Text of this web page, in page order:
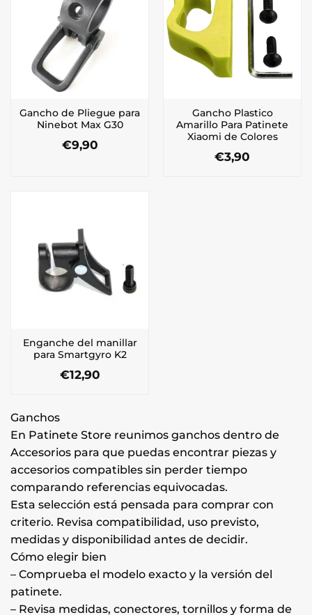
Gancho de Pliegue para
Ninebot Max G30
€9,90
Gancho Plastico
Amarillo Para Patinete
Xiaomi de Colores
€3,90
Enganche del manillar
para Smartgyro K2
€12,90
Ganchos
En Patinete Store reunimos ganchos dentro de
Accesorios para que puedas encontrar piezas y
accesorios compatibles sin perder tiempo
comparando referencias equivocadas.
Esta selección está pensada para comprar con
criterio. Revisa compatibilidad, uso previsto,
medidas y disponibilidad antes de decidir.
Cómo elegir bien
– Comprueba el modelo exacto y la versión del
patinete.
– Revisa medidas, conectores, tornillos y forma de